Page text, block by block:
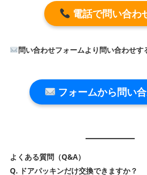
電話で問い合わ
問い合わせフォームより問い合わせす
フォームから問い
よくある質問（Q&A）
Q. ドアパッキンだけ交換できますか？